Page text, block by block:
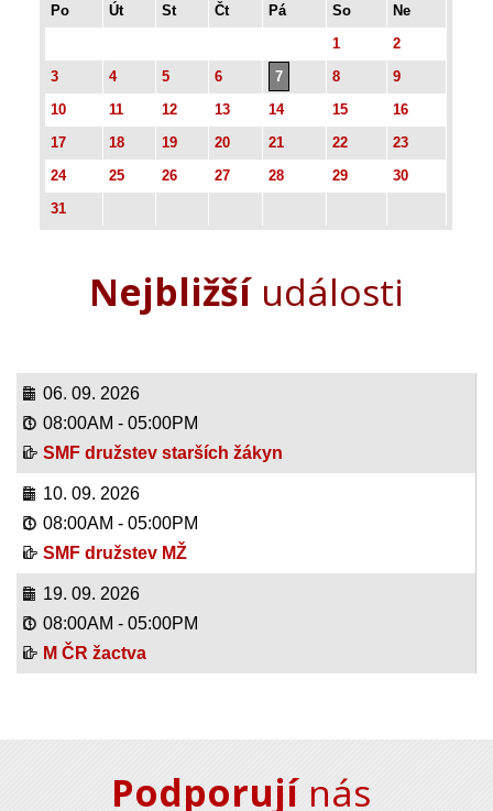
Po Út St Čt Pá So
Ne
1
2
3
4 5 6 7 8
9
10
11 12 13 14 15
16
17
18 19 20 21 22
23
24
25 26 27 28 29
30
31
Nejbližšíudálosti
06. 09. 2026
08:00AM - 05:00PM
SMF družstev starších žákyn
10. 09. 2026
08:00AM - 05:00PM
SMF družstev MŽ
19. 09. 2026
08:00AM - 05:00PM
M ČR žactva
Podporujínás